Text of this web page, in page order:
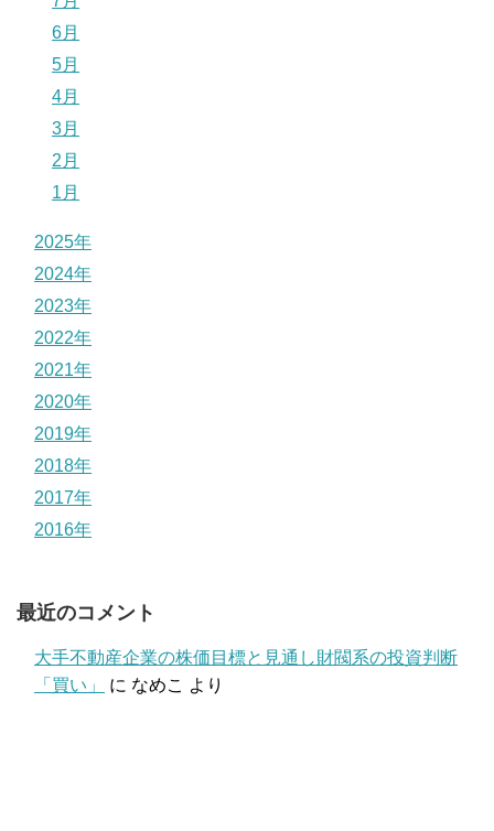
6月
5月
4月
3月
2月
1月
2025年
2024年
2023年
2022年
2021年
2020年
2019年
2018年
2017年
2016年
最近のコメント
大手不動産企業の株価目標と見通し財閥系の投資判断
「買い」
に なめこ より